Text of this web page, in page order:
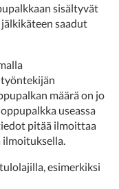
sisältyvät
saadut
määrä on jo
useassa
pitää ilmoittaa
ilmoituksella.
esimerkiksi